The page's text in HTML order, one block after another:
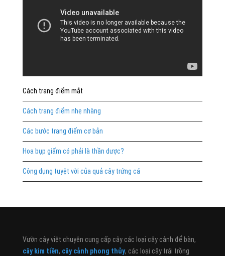
Cách trang điểm mắt
Cách trang điểm nhẹ nhàng
Các bước trang điểm cơ bản
Hoa bụp giấm có phải là thần dược?
Công dụng tuyệt vời của quả cây trứng cá
Vườn cây việt chuyên cung cấp cây các loại cây cảnh để bàn,
cây kim tiền, cây cảnh phong thủy, các loại cây trái trồng